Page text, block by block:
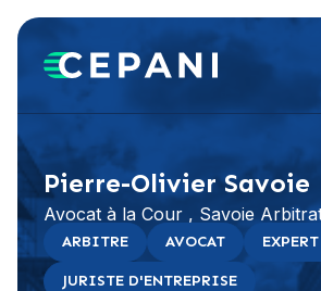
Pierre-Olivier Savoie
Avocat à la Cour , Savoie
ARBITRE AVOCAT
JURISTE D'ENTREPRISE